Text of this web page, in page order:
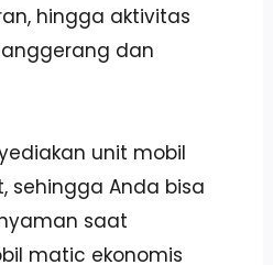
hingga aktivitas
dan
unit mobil
sehingga Anda bisa
saat
matic ekonomis